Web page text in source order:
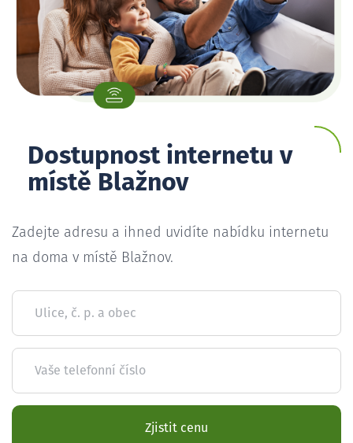
Dostupnost internetu v
místě Blažnov
Zadejte adresu a ihned uvidíte nabídku internetu
na doma v místě Blažnov.
Ulice, č. p. a obec
Vaše telefonní číslo
Zjistit cenu